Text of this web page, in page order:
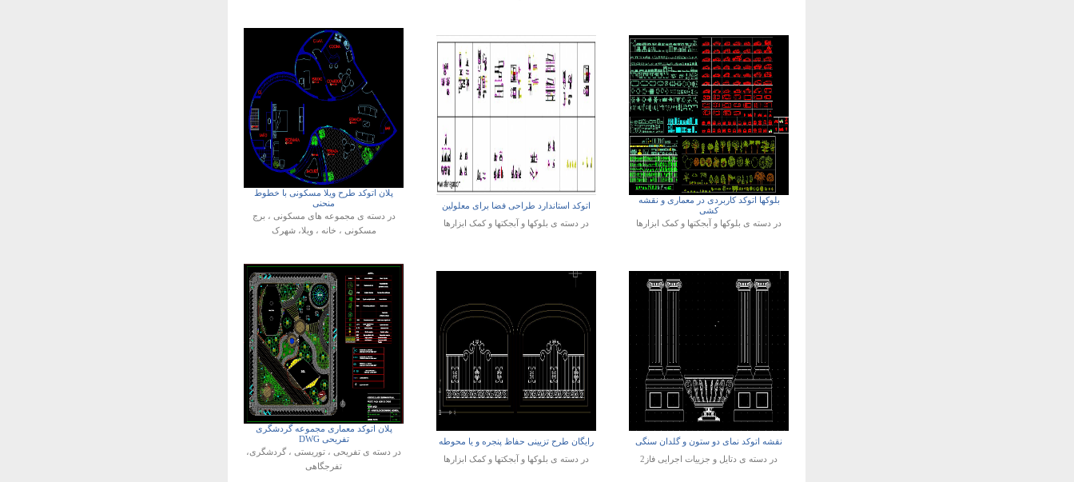
بلوکها اتوکد کاربردی در معماری و نقشه
کشی
در دسته ی بلوکها و آبجکتها و کمک ابزارها
اتوکد استاندارد طراحی فضا برای معلولین
در دسته ی بلوکها و آبجکتها و کمک ابزارها
پلان اتوکد طرح ویلا مسکونی با خطوط
منحنی
در دسته ی مجموعه های مسکونی ، برج
مسکونی ، خانه ، ویلا، شهرک
نقشه اتوکد نمای دو ستون و گلدان سنگی
در دسته ی دتایل و جزییات اجرایی فاز2
رایگان طرح تزیینی حفاظ پنجره و یا محوطه
در دسته ی بلوکها و آبجکتها و کمک ابزارها
پلان اتوکد معماری مجموعه گردشگری
تفریحی DWG
در دسته ی تفریحی ، توریستی ، گردشگری،
تفرجگاهی